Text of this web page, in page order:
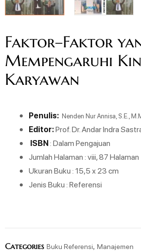
Faktor–Faktor
Mempengaruhi
Karyawan
Penulis: Nenden Nur Annisa, S.E.,
Editor:Prof. Dr. Andar Indra
ISBN: Dalam Pengajuan
Jumlah Halaman : viii, 87 Halaman
Ukuran Buku : 15,5 x 23 cm
Jenis Buku : Referensi
Categories Buku Referensi, Manajemen